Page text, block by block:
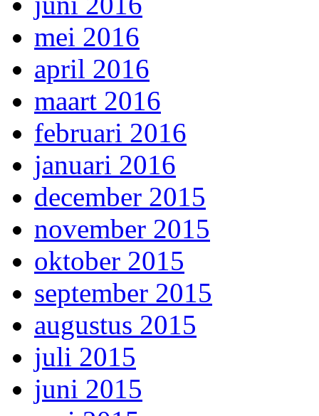
mei 2016
april 2016
maart 2016
februari 2016
januari 2016
december 2015
november 2015
oktober 2015
september 2015
augustus 2015
juli 2015
juni 2015